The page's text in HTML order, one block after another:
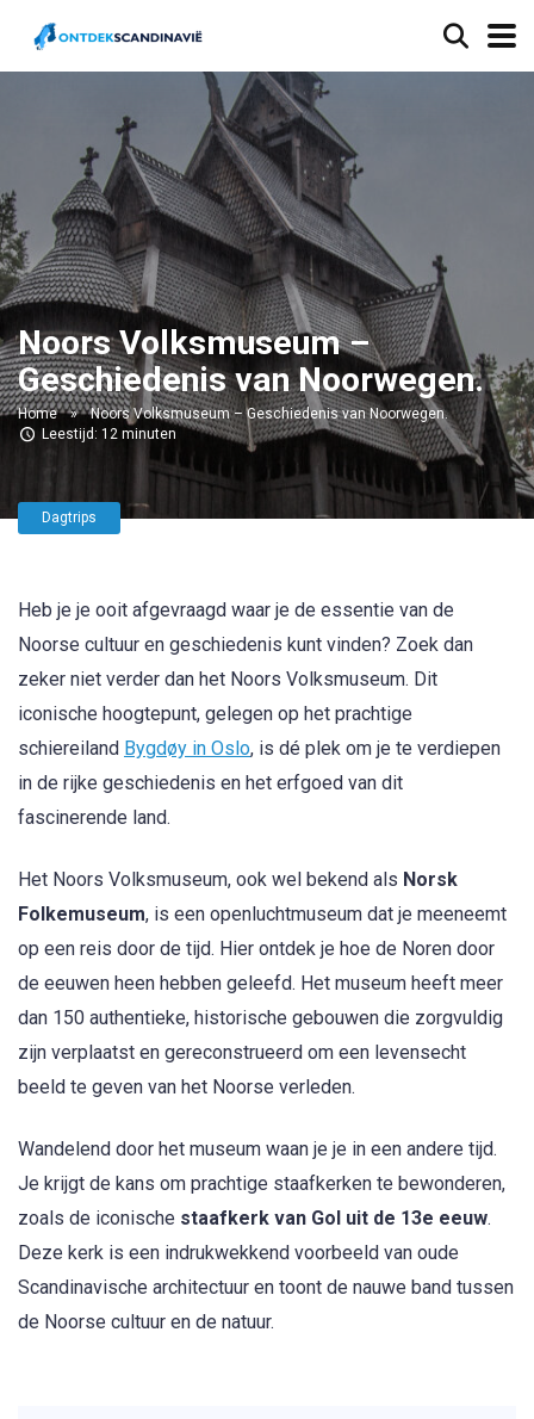
Noors Volksmuseum –
Geschiedenis van Noorwegen.
Home » Noors Volksmuseum – Geschiedenis van Noorwegen.
Leestijd: 12 minuten
Dagtrips
Heb je je ooit afgevraagd waar je de essentie van de
Noorse cultuur en geschiedenis kunt vinden? Zoek dan
zeker niet verder dan het Noors Volksmuseum. Dit
iconische hoogtepunt, gelegen op het prachtige
schiereiland Bygdøy in Oslo, is dé plek om je te verdiepen
in de rijke geschiedenis en het erfgoed van dit
fascinerende land.
Het Noors Volksmuseum, ook wel bekend als Norsk
Folkemuseum, is een openluchtmuseum dat je meeneemt
op een reis door de tijd. Hier ontdek je hoe de Noren door
de eeuwen heen hebben geleefd. Het museum heeft meer
dan 150 authentieke, historische gebouwen die zorgvuldig
zijn verplaatst en gereconstrueerd om een levensecht
beeld te geven van het Noorse verleden.
Wandelend door het museum waan je je in een andere tijd.
Je krijgt de kans om prachtige staafkerken te bewonderen,
zoals de iconische staafkerk van Gol uit de 13e eeuw.
Deze kerk is een indrukwekkend voorbeeld van oude
Scandinavische architectuur en toont de nauwe band tussen
de Noorse cultuur en de natuur.